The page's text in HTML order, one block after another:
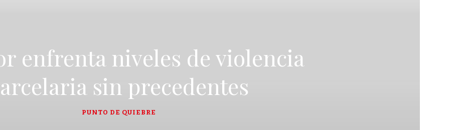
enfrenta niveles de violencia
sin precedentes
PUNTO DE QUIEBRE